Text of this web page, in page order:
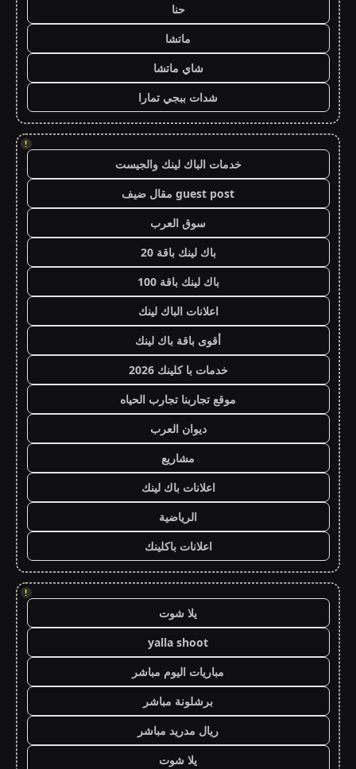
حنا
ماتشا
شاي ماتشا
شدات ببجي تمارا
!
خدمات الباك لينك والجيست
guest post مقال ضيف
سوق العرب
باك لينك باقة 20
باك لينك باقة 100
اعلانات الباك لينك
أقوى باقة باك لينك
خدمات با كلينك 2026
موقع تجاربنا تجارب الحياه
ديوان العرب
مشاريع
اعلانات باك لينك
الرياضية
اعلانات باكلينك
!
يلا شوت
yalla shoot
مباريات اليوم مباشر
برشلونة مباشر
ريال مدريد مباشر
يلا شوت